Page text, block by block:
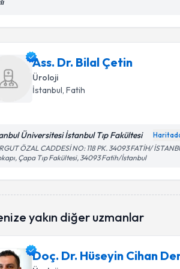
Ass. Dr. Bilal Çetin
Üroloji
İstanbul , Fatih
Üniversitesi İstanbul Tıp Fakültesi
ÖZAL CADDESİ NO: 118 PK. 34093 FATİH/
Çapa Tıp Fakültesi, 34093 Fatih/İstanbul
yakın diğer uzmanlar
Doç. Dr. Hüseyin Cihan